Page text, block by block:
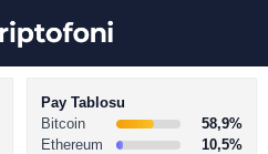
Pay Tablosu
Bitcoin
58,9%
Ethereum
10,5%